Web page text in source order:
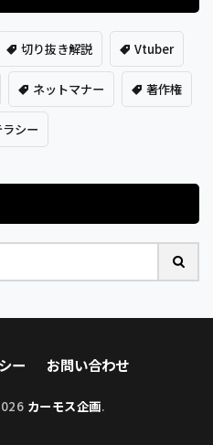
切り抜き解説 Vtuber
ネットマナー 著作権
シー
ー お問い合わせ
カーモス企画.